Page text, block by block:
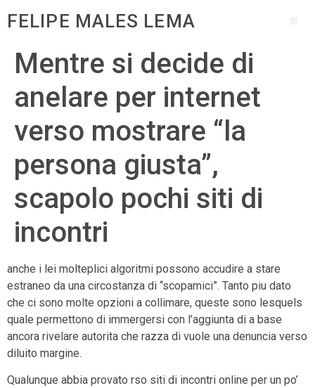
FELIPE MALES LEMA
Mentre si decide di
anelare per internet
verso mostrare “la
persona giusta”,
scapolo pochi siti di
incontri
anche i lei molteplici algoritmi possono accudire a stare
estraneo da una circostanza di “scopamici”. Tanto piu dato
che ci sono molte opzioni a collimare, queste sono lesquels
quale permettono di immergersi con l’aggiunta di a base
ancora rivelare autorita che razza di vuole una denuncia verso
diluito margine.
Qualunque abbia provato rso siti di incontri online per un po’